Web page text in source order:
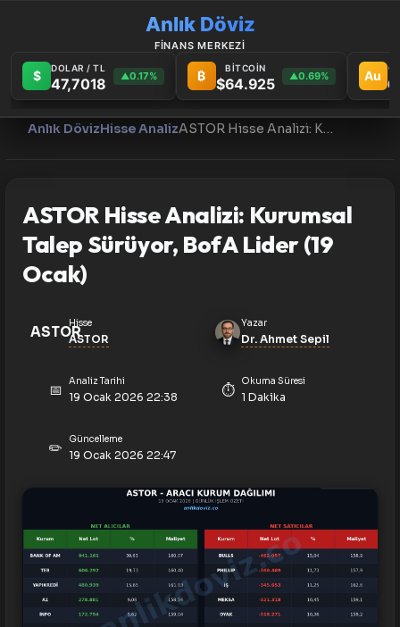
Anlık Döviz
FİNANS MERKEZİ
$ DOLAR / TL
47,7018 ▲0.17% ₿ BİTCOİN
$64.925 ▲0.69% Au
Anlık DövizHisse Analiz ASTOR Hisse Analizi: Kurumsal Talep Sürüyor, BofA Lider (19 Ocak)
ASTOR Hisse Analizi: Kurumsal
Talep Sürüyor, BofA Lider (19
Ocak)
ASTOR
Hisse
ASTOR
Yazar
Dr. Ahmet Sepil
📅
Analiz Tarihi
19 Ocak 2026 22:38 ⏱️
Okuma Süresi
1 Dakika
✏️
Güncelleme
19 Ocak 2026 22:47